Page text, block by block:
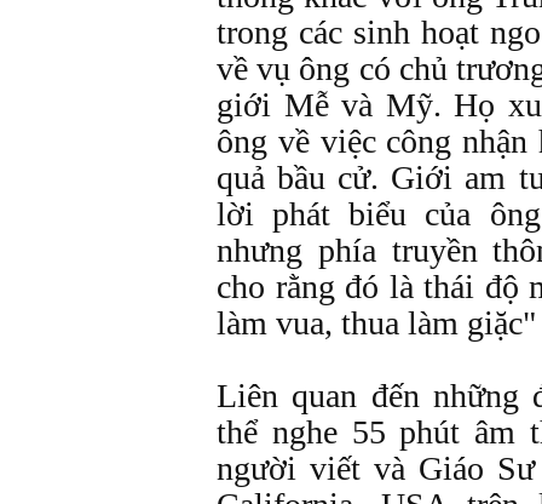
trong các sinh hoạt
về vụ ông có chủ
giới Mễ và Mỹ. Họ
ông về việc công
quả bầu cử. Giới am
lời phát biểu của
nhưng phía truyền
cho rằng đó là thái độ
làm vua, thua làm
Liên quan đến những
thể nghe 55 phút âm
người viết và Giáo Sư